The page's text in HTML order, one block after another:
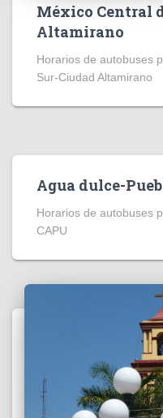
México Central
Altamirano
Horarios de autobuses
Sur-Ciudad Altamirano
Agua dulce-
Horarios de autobuses
CAPU